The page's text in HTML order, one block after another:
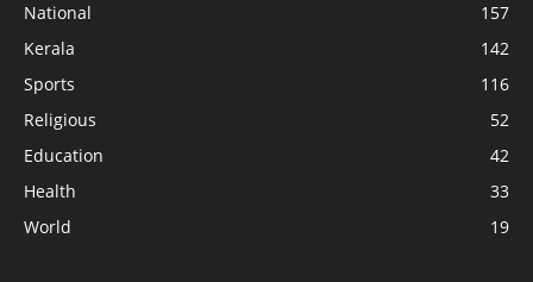
National
157
Kerala
142
Sports
116
Religious
52
Education
42
Health
33
World
19